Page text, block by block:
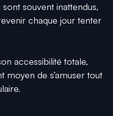
souvent inattendus,
chaque jour tenter
accessibilité totale,
moyen de s’amuser tout